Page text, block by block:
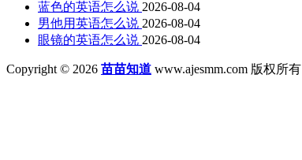
蓝色的英语怎么说 2026-08-04
男他用英语怎么说 2026-08-04
眼镜的英语怎么说 2026-08-04
Copyright © 2026 苗苗知道 www.ajesmm.com 版权所有